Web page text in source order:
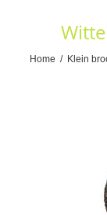
Home / Klein